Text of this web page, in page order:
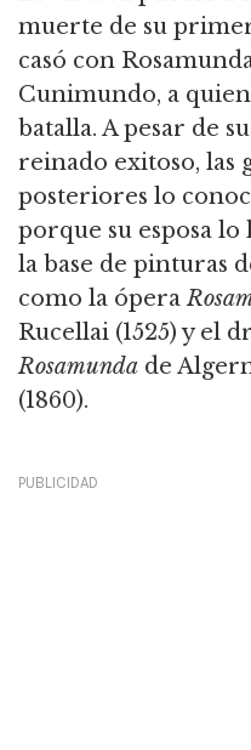
muerte de su
casó con
Cunimundo, a
batalla. A pesar de
reinado exitoso, las
posteriores lo
porque su esposa
la base de pinturas
como la ópera
Rucellai (1525) y el
Rosamunda de
(1860).
PUBLICIDAD